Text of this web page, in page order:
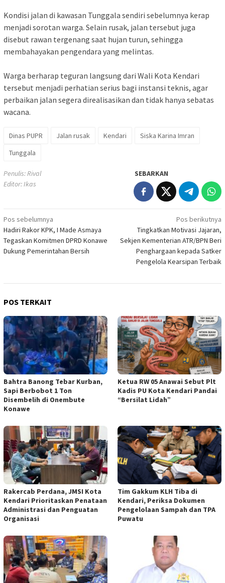
‎Kondisi jalan di kawasan Tunggala sendiri sebelumnya kerap
menjadi sorotan warga. Selain rusak, jalan tersebut juga
disebut rawan tergenang saat hujan turun, sehingga
membahayakan pengendara yang melintas.
Warga berharap teguran langsung dari Wali Kota Kendari
tersebut menjadi perhatian serius bagi instansi teknis, agar
perbaikan jalan segera direalisasikan dan tidak hanya sebatas
wacana.
Dinas PUPR Jalan rusak Kendari
Siska Karina Imran
Tunggala
Penulis: Rival
Editor: Ikas
SEBARKAN
Navigasi
pos
Pos sebelumnya
Hadiri Rakor KPK, I Made Asmaya
Tegaskan Komitmen DPRD Konawe
Dukung Pemerintahan Bersih
Pos berikutnya
Tingkatkan Motivasi Jajaran,
Sekjen Kementerian ATR/BPN Beri
Penghargaan kepada Satker
Pengelola Kearsipan Terbaik
POS TERKAIT
Bahtra Banong Tebar Kurban,
Sapi Berbobot 1 Ton
Disembelih di Onembute
Konawe
Ketua RW 05 Anawai Sebut Plt
Kadis PU Kota Kendari Pandai
“Bersilat Lidah”
Rakercab Perdana, JMSI Kota
Kendari Prioritaskan Penataan
Administrasi dan Penguatan
Organisasi
Tim Gakkum KLH Tiba di
Kendari, Periksa Dokumen
Pengelolaan Sampah dan TPA
Puwatu